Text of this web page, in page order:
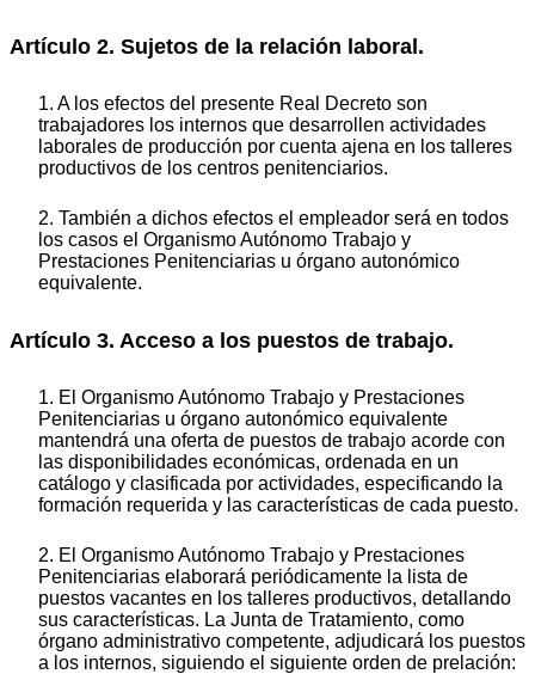
Artículo 2. Sujetos de la relación laboral.
1. A los efectos del presente Real Decreto son
trabajadores los internos que desarrollen actividades
laborales de producción por cuenta ajena en los talleres
productivos de los centros penitenciarios.
2. También a dichos efectos el empleador será en todos
los casos el Organismo Autónomo Trabajo y
Prestaciones Penitenciarias u órgano autonómico
equivalente.
Artículo 3. Acceso a los puestos de trabajo.
1. El Organismo Autónomo Trabajo y Prestaciones
Penitenciarias u órgano autonómico equivalente
mantendrá una oferta de puestos de trabajo acorde con
las disponibilidades económicas, ordenada en un
catálogo y clasificada por actividades, especificando la
formación requerida y las características de cada puesto.
2. El Organismo Autónomo Trabajo y Prestaciones
Penitenciarias elaborará periódicamente la lista de
puestos vacantes en los talleres productivos, detallando
sus características. La Junta de Tratamiento, como
órgano administrativo competente, adjudicará los puestos
a los internos, siguiendo el siguiente orden de prelación: